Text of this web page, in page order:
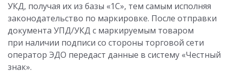
УКД, получая их из базы «1С», тем самым исполняя
законодательство по маркировке. После отправки
документа УПД/УКД с маркируемым товаром
при наличии подписи со стороны торговой сети
оператор ЭДО передаст данные в систему «Честный
знак».